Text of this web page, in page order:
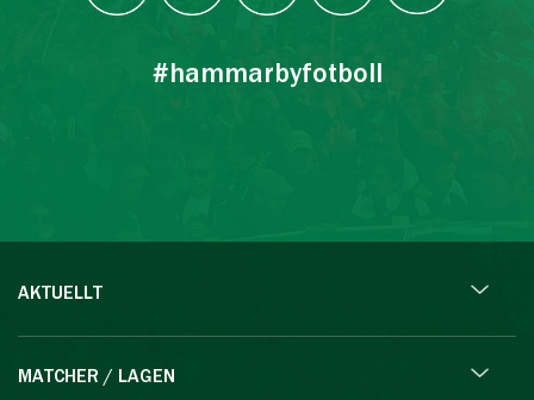
#hammarbyfotboll
AKTUELLT
MATCHER / LAGEN